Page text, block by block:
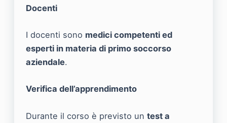
Docenti
I docenti sono medici competenti ed
esperti in materia di primo soccorso
aziendale.
Verifica dell’apprendimento
Durante il corso è previsto un test a